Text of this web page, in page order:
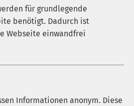
für grundlegende
benötigt. Dadurch ist
Webseite einwandfrei
Informationen anonym. Diese